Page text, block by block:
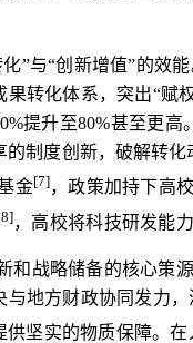
”与“创新增值”的效
果转化体系，突出“赋
提升至80%甚至更高
的制度创新，破解转化
金[7]，政策加持下高
，高校将科技研发能
和战略储备的核心策
与地方财政协同发力，
坚实的物质保障。